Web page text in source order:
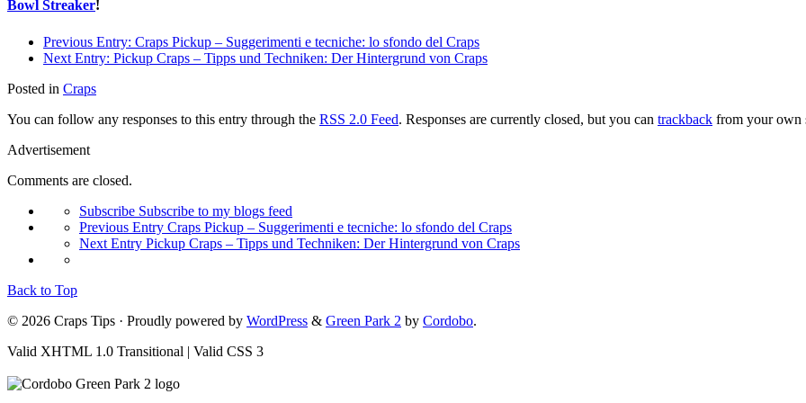
Bowl Streaker!
Previous Entry: Craps Pickup – Suggerimenti e tecniche: lo sfondo del Craps
Next Entry: Pickup Craps – Tipps und Techniken: Der Hintergrund von Craps
Posted in Craps
You can follow any responses to this entry through the RSS 2.0 Feed. Responses are currently closed, but you can trackback from your own
Advertisement
Comments are closed.
Subscribe Subscribe to my blogs feed
Previous Entry Craps Pickup – Suggerimenti e tecniche: lo sfondo del Craps
Next Entry Pickup Craps – Tipps und Techniken: Der Hintergrund von Craps
Back to Top
© 2026 Craps Tips · Proudly powered by WordPress & Green Park 2 by Cordobo.
Valid XHTML 1.0 Transitional | Valid CSS 3